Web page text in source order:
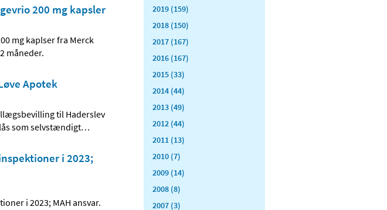
200 mg kapsler
mg kaplser fra Merck
måneder.
Apotek
til Haderslev
som selvstændigt…
i 2023;
i 2023; MAH ansvar.
2019 (159)
2018 (150)
2017 (167)
2016 (167)
2015 (33)
2014 (44)
2013 (49)
2012 (44)
2011 (13)
2010 (7)
2009 (14)
2008 (8)
2007 (3)